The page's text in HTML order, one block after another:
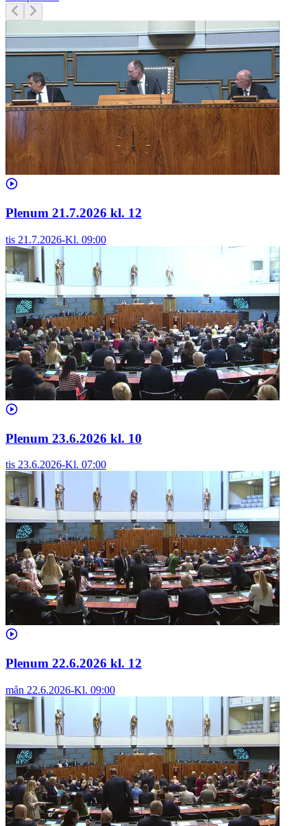
Plenum 21.7.2026 kl. 12
tis 21.7.2026-Kl. 09:00
Plenum 23.6.2026 kl. 10
tis 23.6.2026-Kl. 07:00
Plenum 22.6.2026 kl. 12
mån 22.6.2026-Kl. 09:00